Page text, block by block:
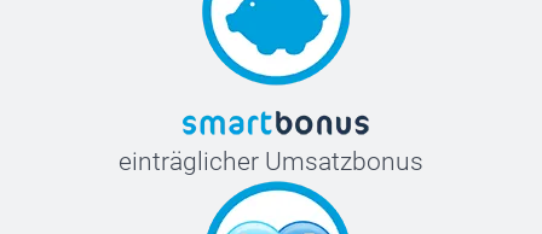
einträglicher Umsatzbonus